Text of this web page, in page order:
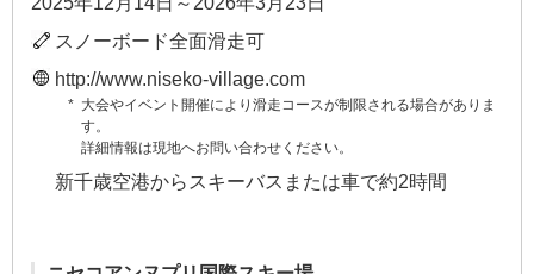
スノーボード全面滑走可
http://www.niseko-village.com
大会やイベント開催により滑走コースが制限される場合がありま
す。
詳細情報は現地へお問い合わせください。
新千歳空港からスキーバスまたは車で約2時間